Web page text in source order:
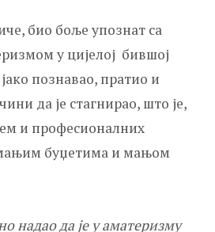
био боље упознат са
у цијелој бившој
јако познавао, пратио и
да је стагнирао, што је,
и професионалних
буџетима и мањом
надао да је у аматеризму